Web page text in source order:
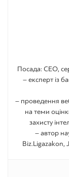
Посада: CEO,
– експерт із
– проведення
на теми
захисту
– автор
Biz.Ligazakon,